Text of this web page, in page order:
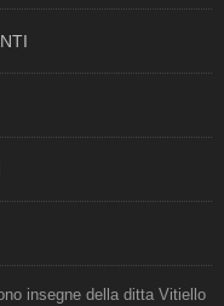
insegne della ditta Vitiello